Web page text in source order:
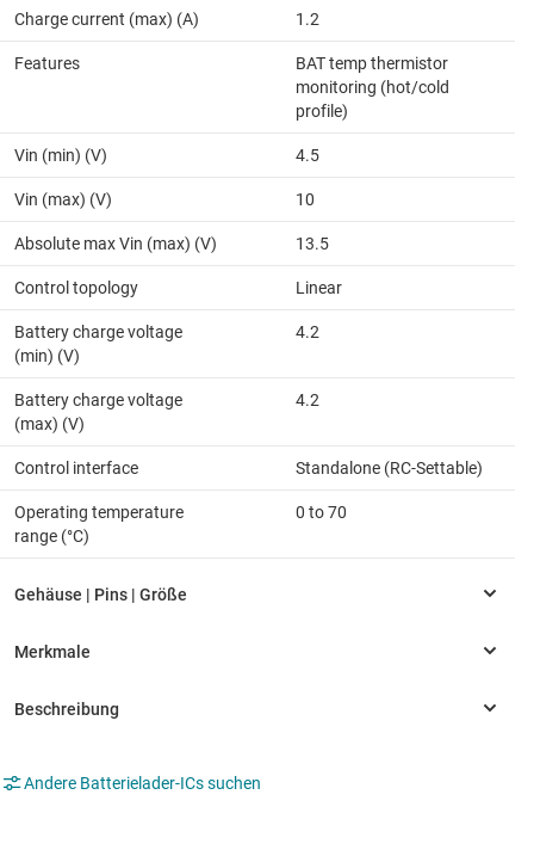
Charge current (max) (A) 1.2
Features
BAT temp thermistor
monitoring (hot/cold
profile)
Vin (min) (V) 4.5
Vin (max) (V) 10
Absolute max Vin (max) (V) 13.5
Control topology Linear
Battery charge voltage
(min) (V)
4.2
Battery charge voltage
(max) (V)
4.2
Control interface Standalone (RC-Settable)
Operating temperature
range (°C)
0 to 70
Andere Batterielader-ICs suchen